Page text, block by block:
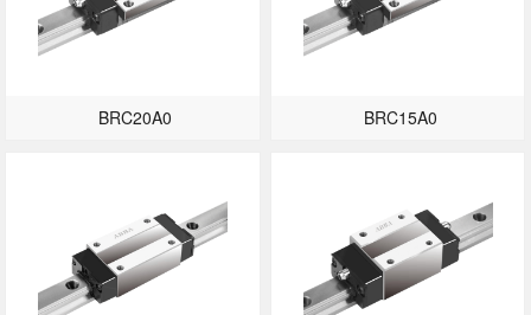
BRC20A0 BRC15A0